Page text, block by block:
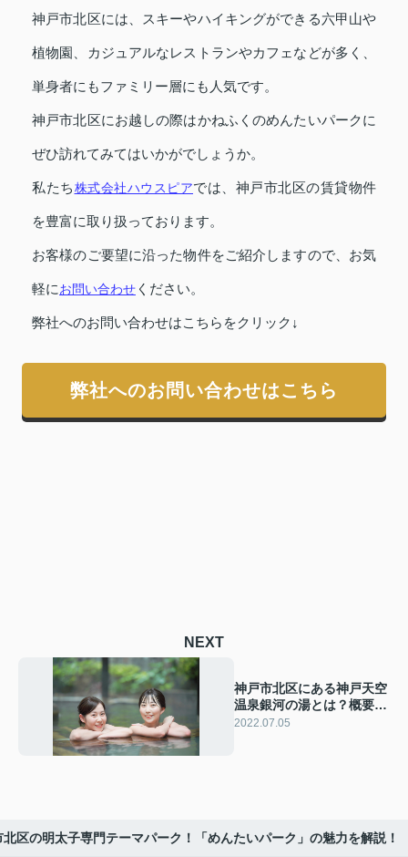
神戸市北区には、スキーやハイキングができる六甲山や
植物園、カジュアルなレストランやカフェなどが多く、
単身者にもファミリー層にも人気です。
神戸市北区にお越しの際はかねふくのめんたいパークに
ぜひ訪れてみてはいかがでしょうか。
私たち株式会社ハウスピアでは、神戸市北区の賃貸物件
を豊富に取り扱っております。
お客様のご要望に沿った物件をご紹介しますので、お気
軽にお問い合わせ ください。
弊社へのお問い合わせはこちらをクリック↓
弊社へのお問い合わせはこちら
NEXT
神戸市北区にある神戸天空
温泉銀河の湯とは？概要と
楽しみ方をご紹介！
2022.07.05
北区の明太子専門テーマパーク！「めんたいパーク」の魅力を解説！